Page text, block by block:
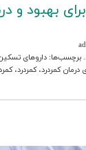
و درمان
داروهای تسکین دهنده
،کمردرد،کمردرد شدید، و